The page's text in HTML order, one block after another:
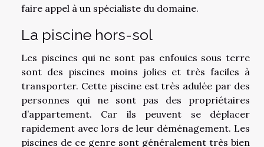
faire appel à un spécialiste du domaine.
La piscine hors-sol
Les piscines qui ne sont pas enfouies sous terre
sont des piscines moins jolies et très faciles à
transporter. Cette piscine est très adulée par des
personnes qui ne sont pas des propriétaires
d’appartement. Car ils peuvent se déplacer
rapidement avec lors de leur déménagement. Les
piscines de ce genre sont généralement très bien